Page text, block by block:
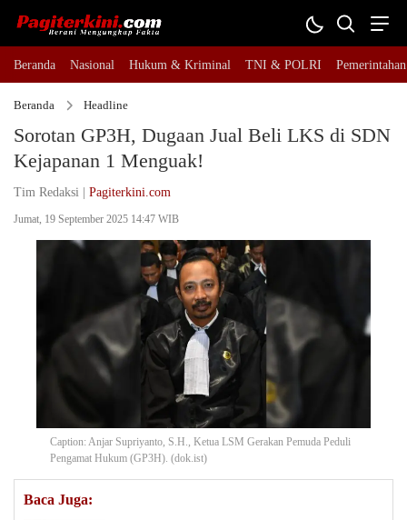
Beranda Nasional Hukum & Kriminal TNI & POLRI Pemerintahan
Beranda Headline
Sorotan GP3H, Dugaan Jual Beli LKS di SDN
Kejapanan 1 Menguak!
Tim Redaksi | Pagiterkini.com
Jumat, 19 September 2025 14:47 WIB
Caption: Anjar Supriyanto, S.H., Ketua LSM Gerakan Pemuda Peduli
Pengamat Hukum (GP3H). (dok.ist)
Baca Juga: